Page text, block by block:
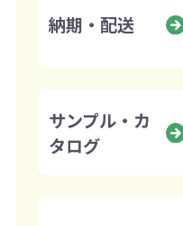
納期・配送
サンプル・カ
タログ